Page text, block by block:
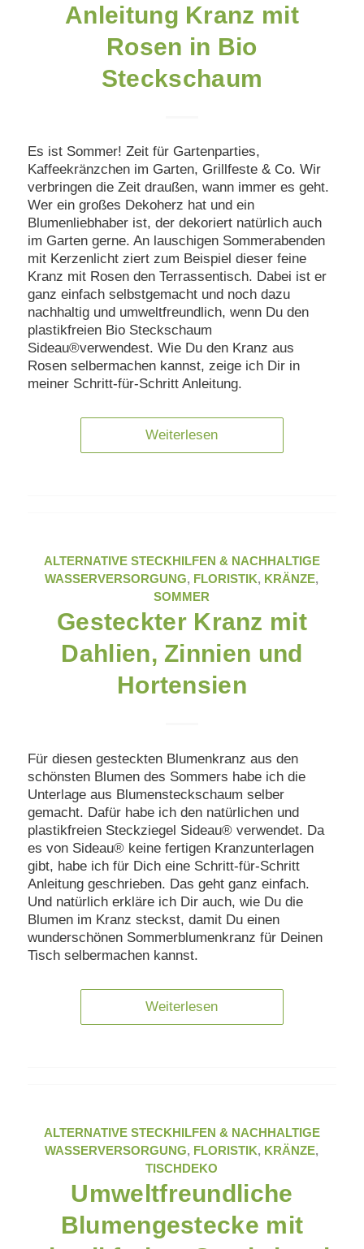
Anleitung Kranz mit
Rosen in Bio
Steckschaum
Es ist Sommer! Zeit für Gartenparties,
Kaffeekränzchen im Garten, Grillfeste & Co. Wir
verbringen die Zeit draußen, wann immer es geht.
Wer ein großes Dekoherz hat und ein
Blumenliebhaber ist, der dekoriert natürlich auch
im Garten gerne. An lauschigen Sommerabenden
mit Kerzenlicht ziert zum Beispiel dieser feine
Kranz mit Rosen den Terrassentisch. Dabei ist er
ganz einfach selbstgemacht und noch dazu
nachhaltig und umweltfreundlich, wenn Du den
plastikfreien Bio Steckschaum
Sideau®verwendest. Wie Du den Kranz aus
Rosen selbermachen kannst, zeige ich Dir in
meiner Schritt-für-Schritt Anleitung.
Weiterlesen
ALTERNATIVE STECKHILFEN & NACHHALTIGE
WASSERVERSORGUNG, FLORISTIK, KRÄNZE,
SOMMER
Gesteckter Kranz mit
Dahlien, Zinnien und
Hortensien
Für diesen gesteckten Blumenkranz aus den
schönsten Blumen des Sommers habe ich die
Unterlage aus Blumensteckschaum selber
gemacht. Dafür habe ich den natürlichen und
plastikfreien Steckziegel Sideau® verwendet. Da
es von Sideau® keine fertigen Kranzunterlagen
gibt, habe ich für Dich eine Schritt-für-Schritt
Anleitung geschrieben. Das geht ganz einfach.
Und natürlich erkläre ich Dir auch, wie Du die
Blumen im Kranz steckst, damit Du einen
wunderschönen Sommerblumenkranz für Deinen
Tisch selbermachen kannst.
Weiterlesen
ALTERNATIVE STECKHILFEN & NACHHALTIGE
WASSERVERSORGUNG, FLORISTIK, KRÄNZE,
TISCHDEKO
Umweltfreundliche
Blumengestecke mit